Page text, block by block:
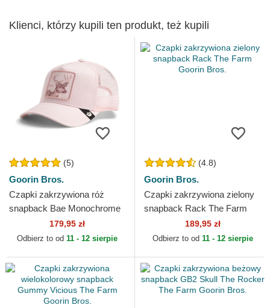
Klienci, którzy kupili ten produkt, też kupili
(5)
Goorin Bros.
Czapki zakrzywiona róż
snapback Bae Monochrome
The Farm Goorin Bros.
179,95 zł
Odbierz to od 11 - 12 sierpie
(4.8)
Goorin Bros.
Czapki zakrzywiona zielony
snapback Rack The Farm
Goorin Bros.189,95 zł
Odbierz to od 11 - 12 sierpie